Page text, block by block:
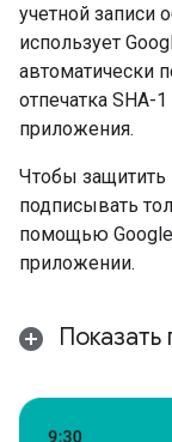
учетной записи
использует
автоматически
отпечатка SHA-
приложения.
Чтобы
подписывать
помощью
приложении.